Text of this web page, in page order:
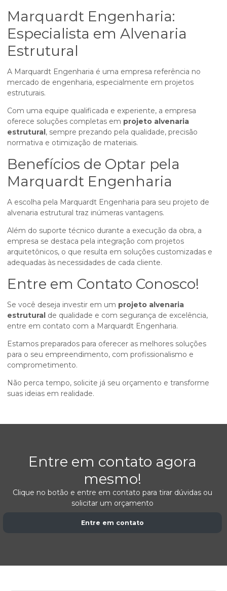
Marquardt Engenharia:
Especialista em Alvenaria
Estrutural
A Marquardt Engenharia é uma empresa referência no
mercado de engenharia, especialmente em projetos
estruturais.
Com uma equipe qualificada e experiente, a empresa
oferece soluções completas em projeto alvenaria
estrutural, sempre prezando pela qualidade, precisão
normativa e otimização de materiais.
Benefícios de Optar pela
Marquardt Engenharia
A escolha pela Marquardt Engenharia para seu projeto de
alvenaria estrutural traz inúmeras vantagens.
Além do suporte técnico durante a execução da obra, a
empresa se destaca pela integração com projetos
arquitetônicos, o que resulta em soluções customizadas e
adequadas às necessidades de cada cliente.
Entre em Contato Conosco!
Se você deseja investir em um projeto alvenaria
estrutural de qualidade e com segurança de excelência,
entre em contato com a Marquardt Engenharia.
Estamos preparados para oferecer as melhores soluções
para o seu empreendimento, com profissionalismo e
comprometimento.
Não perca tempo, solicite já seu orçamento e transforme
suas ideias em realidade.
Entre em contato agora
mesmo!
Clique no botão e entre em contato para tirar dúvidas ou
solicitar um orçamento
Entre em contato